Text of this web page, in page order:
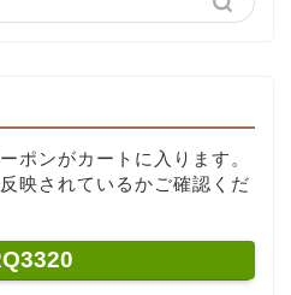
ポンがカートに入ります。
映されているかご確認くだ